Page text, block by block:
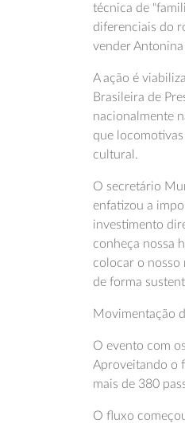
técnica de
diferenciais do
vender
A ação é
Brasileira de
nacionalmente
que
cultural.
O secretário
enfatizou a
investimento
conheça nossa
colocar o nosso
de forma
Movimentação
O evento com
Aproveitando o
mais de 380
O fluxo